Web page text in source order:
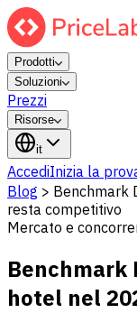
Prodotti
Soluzioni
Prezzi
Risorse
it
AccediInizia la
Blog > Benchmark
resta competitivo
Mercato e
Benchmark
hotel nel